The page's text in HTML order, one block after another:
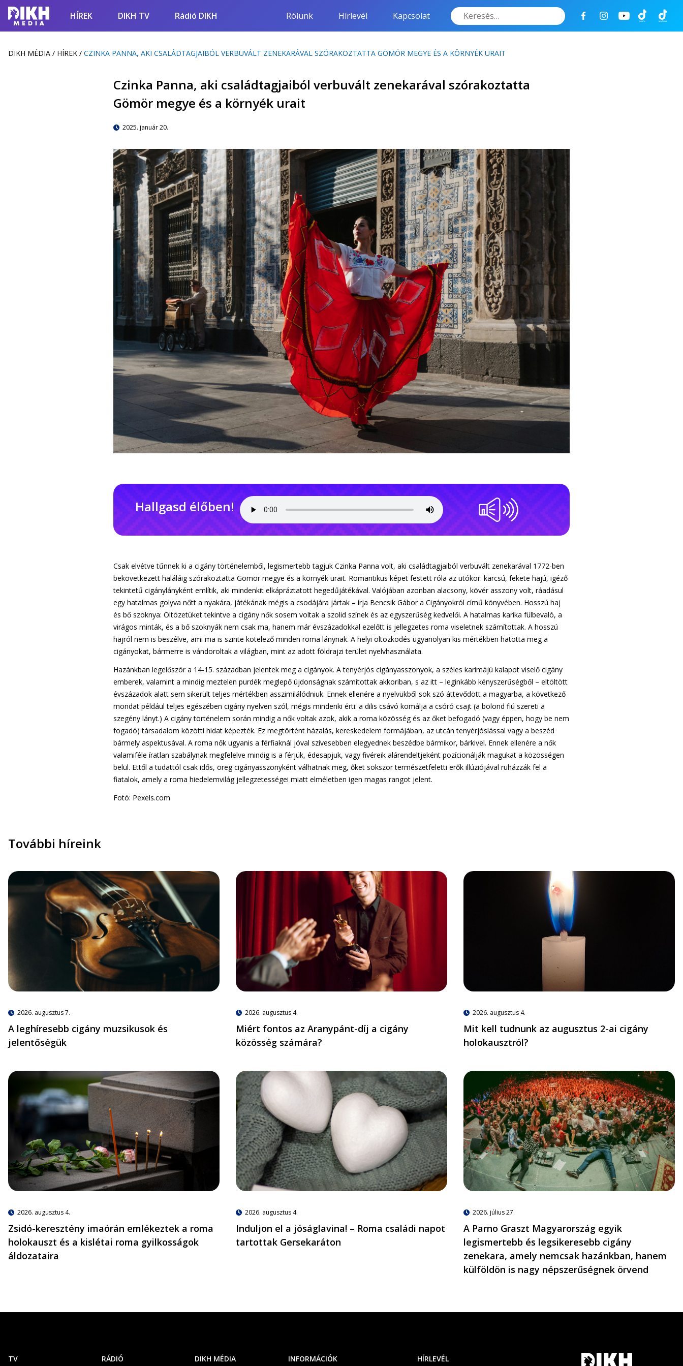
HÍREK DIKH TV Rádió DIKH Rólunk Hírlevél Kapcsolat Keresés
DIKH MÉDIA / HÍREK / CZINKA PANNA, AKI CSALÁDTAGJAIBÓL VERBUVÁLT ZENEKARÁVAL SZÓRAKOZTATTA GÖMÖR MEGYE ÉS A KÖRNYÉK URAIT
Czinka Panna, aki családtagjaiból verbuvált zenekarával szórakoztatta
Gömör megye és a környék urait
2025. január 20.
Hallgasd élőben!
Csak elvétve tűnnek ki a cigány történelemből, legismertebb tagjuk Czinka Panna volt, aki családtagjaiból verbuvált zenekarával 1772-ben
bekövetkezett haláláig szórakoztatta Gömör megye és a környék urait. Romantikus képet festett róla az utókor: karcsú, fekete hajú, igéző
tekintetű cigánylányként említik, aki mindenkit elkápráztatott hegedűjátékával. Valójában azonban alacsony, kövér asszony volt, ráadásul
egy hatalmas golyva nőtt a nyakára, játékának mégis a csodájára jártak – írja Bencsik Gábor a Cigányokról című könyvében. Hosszú haj
és bő szoknya: Öltözetüket tekintve a cigány nők sosem voltak a szolid színek és az egyszerűség kedvelői. A hatalmas karika fülbevaló, a
virágos minták, és a bő szoknyák nem csak ma, hanem már évszázadokkal ezelőtt is jellegzetes roma viseletnek számítottak. A hosszú
hajról nem is beszélve, ami ma is szinte kötelező minden roma lánynak. A helyi öltözködés ugyanolyan kis mértékben hatotta meg a
cigányokat, bármerre is vándoroltak a világban, mint az adott földrajzi terület nyelvhasználata.
Hazánkban legelőször a 14-15. században jelentek meg a cigányok. A tenyérjós cigányasszonyok, a széles karimájú kalapot viselő cigány
emberek, valamint a mindig meztelen purdék meglepő újdonságnak számítottak akkoriban, s az itt – leginkább kényszerűségből – eltöltött
évszázadok alatt sem sikerült teljes mértékben asszimilálódniuk. Ennek ellenére a nyelvükből sok szó áttevődött a magyarba, a következő
mondat például teljes egészében cigány nyelven szól, mégis mindenki érti: a dilis csávó komálja a csóró csajt (a bolond fiú szereti a
szegény lányt.) A cigány történelem során mindig a nők voltak azok, akik a roma közösség és az őket befogadó (vagy éppen, hogy be nem
fogadó) társadalom közötti hidat képezték. Ez megtörtént házalás, kereskedelem formájában, az utcán tenyérjóslással vagy a beszéd
bármely aspektusával. A roma nők ugyanis a férfiaknál jóval szívesebben elegyednek beszédbe bármikor, bárkivel. Ennek ellenére a nők
valamiféle íratlan szabálynak megfelelve mindig is a férjük, édesapjuk, vagy fivéreik alárendeltjeként pozícionálják magukat a közösségen
belül. Ettől a tudattól csak idős, öreg cigányasszonyként válhatnak meg, őket sokszor természetfeletti erők illúziójával ruházzák fel a
fiatalok, amely a roma hiedelemvilág jellegzetességei miatt elméletben igen magas rangot jelent.
Fotó: Pexels.com
További híreink
2026. augusztus 7.
A leghíresebb cigány muzsikusok és
jelentőségük
2026. augusztus 4.
Miért fontos az Aranypánt-díj a cigány
közösség számára?
2026. augusztus 4.
Mit kell tudnunk az augusztus 2-ai cigány
holokausztról?
2026. augusztus 4.
Zsidó-keresztény imaórán emlékeztek a roma
holokauszt és a kislétai roma gyilkosságok
áldozataira
2026. augusztus 4.
Induljon el a jóságlavina! – Roma családi napot
tartottak Gersekaráton
2026. július 27.
A Parno Graszt Magyarország egyik
legismertebb és legsikeresebb cigány
zenekara, amely nemcsak hazánkban, hanem
külföldön is nagy népszerűségnek örvend
TV RÁDIÓ DIKH MÉDIA INFORMÁCIÓK HÍRLEVÉL